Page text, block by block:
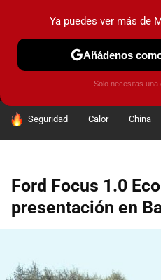
MENÚ
COCHES
HOY SE HABLA DE
Seguridad Calor China
Ford Focus 1.0
presentación en
Ya puedes ver más de
Añádenos
Solo necesitas una